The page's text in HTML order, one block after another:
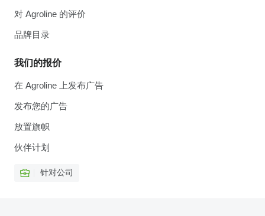
对 Agroline 的评价
品牌目录
我们的报价
在 Agroline 上发布广告
发布您的广告
放置旗帜
伙伴计划
针对公司